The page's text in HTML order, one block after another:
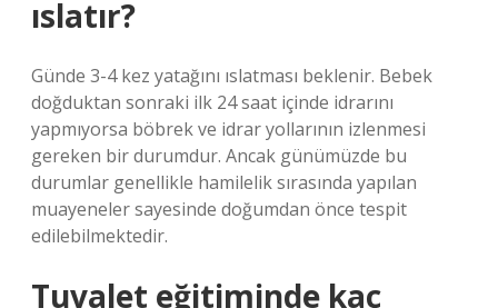
ıslatır?
Günde 3-4 kez yatağını ıslatması beklenir. Bebek
doğduktan sonraki ilk 24 saat içinde idrarını
yapmıyorsa böbrek ve idrar yollarının izlenmesi
gereken bir durumdur. Ancak günümüzde bu
durumlar genellikle hamilelik sırasında yapılan
muayeneler sayesinde doğumdan önce tespit
edilebilmektedir.
Tuvalet eğitiminde kaç